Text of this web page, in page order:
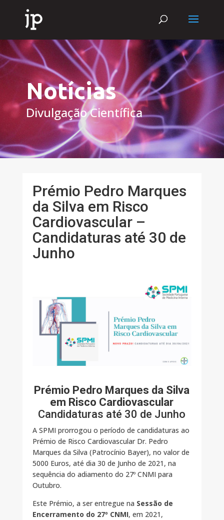
Notícias
Divulgação Científica
Prémio Pedro Marques
da Silva em Risco
Cardiovascular –
Candidaturas até 30 de
Junho
Prémio Pedro Marques da Silva
em Risco Cardiovascular
Candidaturas até 30 de Junho
A SPMI prorrogou o período de candidaturas ao
Prémio de Risco Cardiovascular Dr. Pedro
Marques da Silva (Patrocínio Bayer), no valor de
5000 Euros, até dia 30 de Junho de 2021, na
sequência do adiamento do 27º CNMI para
Outubro.
Este Prémio, a ser entregue na Sessão de
Encerramento do 27º CNMI, em 2021,